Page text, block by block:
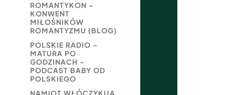
ROMANTYKON –
KONWENT
MIŁOŚNIKÓW
ROMANTYZMU (BLOG)
POLSKIE RADIO –
MATURA PO
GODZINACH –
PODCAST BABY OD
POLSKIEGO
NAMIOT WŁÓCZYKIJA.